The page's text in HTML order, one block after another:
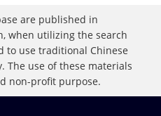
are published in
when utilizing the search
to use traditional Chinese
The use of these materials
non-profit purpose.